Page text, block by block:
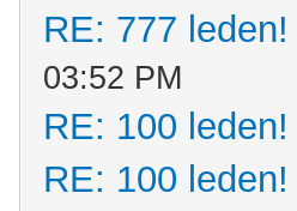
RE: 777 leden!
03:52 PM
RE: 100 leden!
RE: 100 leden!